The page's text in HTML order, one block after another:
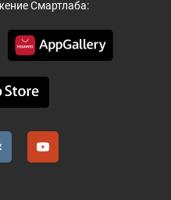
Смартлаба: